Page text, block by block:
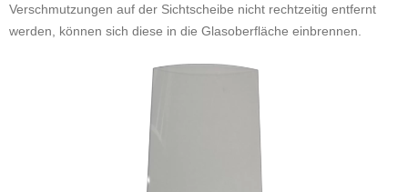
Verschmutzungen auf der Sichtscheibe nicht rechtzeitig entfernt
werden, können sich diese in die Glasoberfläche einbrennen.